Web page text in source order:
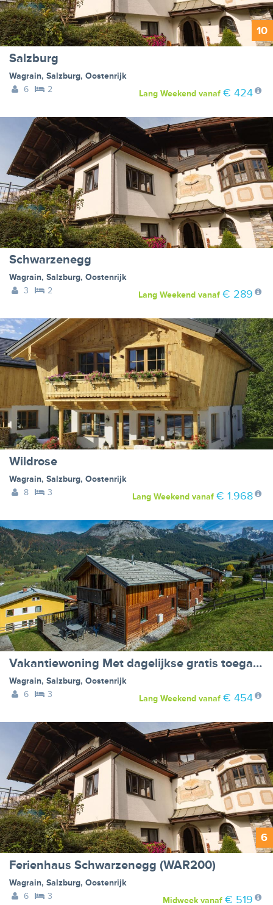
10
Salzburg
Wagrain, Salzburg, Oostenrijk
6
2 Lang Weekendvanaf € 424
Schwarzenegg
Wagrain, Salzburg, Oostenrijk
3
2 Lang Weekendvanaf € 289
Wildrose
Wagrain, Salzburg, Oostenrijk
8
3 Lang Weekendvanaf € 1.968
Vakantiewoning Met dagelijkse gratis toegang tot de waterwereld - VW-X52JZ
Wagrain, Salzburg, Oostenrijk
6
3 Lang Weekendvanaf € 454
6
Ferienhaus Schwarzenegg (WAR200)
Wagrain, Salzburg, Oostenrijk
6
3 Midweekvanaf € 519